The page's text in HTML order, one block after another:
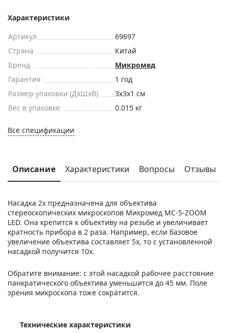
Характеристики
Артикул
69697
Страна
Китай
Бренд
Микромед
Гарантия
1 год
Размер упаковки (ДxШxВ)
3x3x1 см
Вес в упаковке
0.015 кг
Все спецификации
Описание Характеристики Вопросы Отзывы
Насадка 2х предназначена для объектива
стереоскопических микроскопов Микромед МС-5-ZOOM
LED. Она крепится к объективу на резьбе и увеличивает
кратность прибора в 2 раза. Например, если базовое
увеличение объектива составляет 5x, то с установленной
насадкой получится 10x.
Обратите внимание: с этой насадкой рабочее расстояние
панкратического объектива уменьшится до 45 мм. Поле
зрения микроскопа тоже сократится.
Технические характеристики